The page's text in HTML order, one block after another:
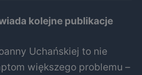
kolejne publikacje
Uchańskiej to nie
większego problemu –